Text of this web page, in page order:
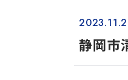
静岡市